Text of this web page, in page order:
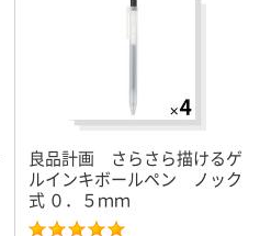
良品計画 さらさら描けるゲ
ルインキボールペン ノック
式 ０．５ｍｍ